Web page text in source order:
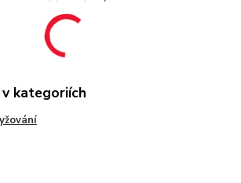
kategoriích